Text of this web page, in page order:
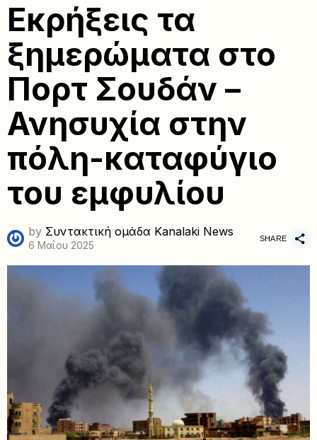
Εκρήξεις τα
ξημερώματα στο
Πορτ Σουδάν –
Ανησυχία στην
πόλη-καταφύγιο
του εμφυλίου
by Συντακτική ομάδα Kanalaki News
6 Μαΐου 2025
SHARE